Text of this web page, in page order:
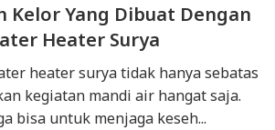
Kelor Yang Dibuat Dengan
Heater Surya
heater surya tidak hanya sebatas
kegiatan mandi air hangat saja.
bisa untuk menjaga keseh...